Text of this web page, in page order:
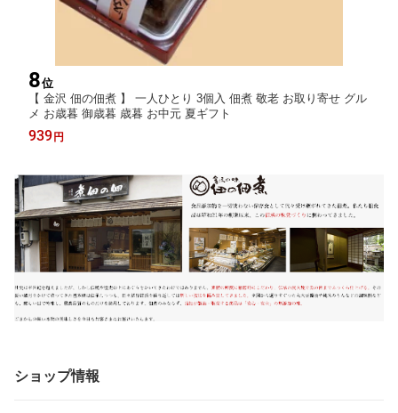
8位
【 金沢 佃の佃煮 】 一人ひとり 3個入 佃煮 敬老 お取り寄せ グル
メ お歳暮 御歳暮 歳暮 お中元 夏ギフト
939 円
ショップ情報